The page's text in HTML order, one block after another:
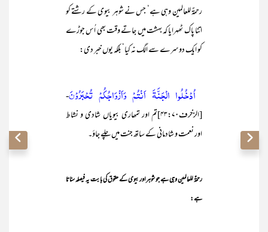
رحمۃٌ للعالمین وہی ہے‘ جس نے شوہر بیوی کے رشتے کو
اتنا پاک ٹھہرایا کہ بہشت میں جاتے وقت بھی اُس جوڑے
کو ایک دوسرے سے الگ نہ کیا‘ بلکہ یوں خبر دی:
اُدْخُلُوا الْجَنَّةَ اَنْتُمْ وَاَزْوَاجُكُمْ تُحْبَرُوْنَ-
[الزخرف۴۳:۷۰]تم اور تمھاری بیویاں شادی و نشاط
اور نعمت و شادمانی کے ساتھ جنت میں چلے جاؤ۔
رحمۃٌ للعالمین وہی ہے جو شوہر اور بیوی کے حقوق کی بابت یہ فیصلہ سناتا
ہے: